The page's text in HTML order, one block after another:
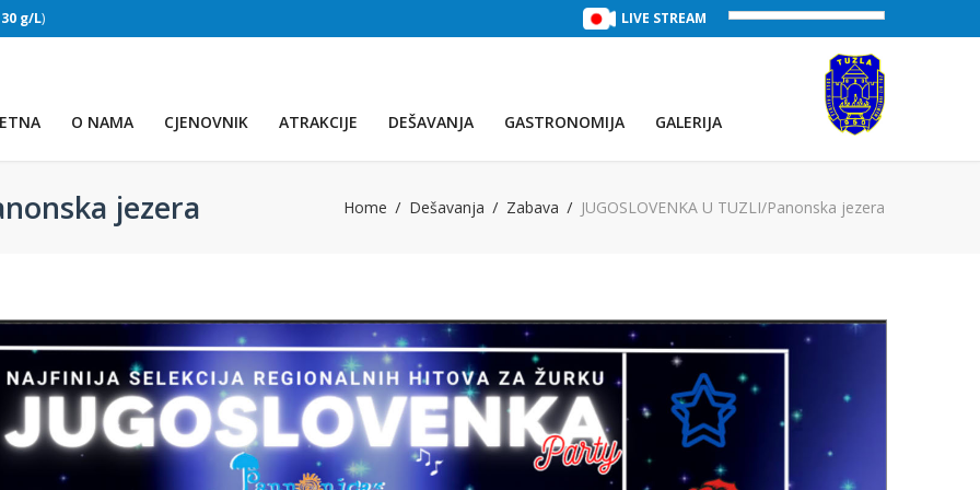
30 g/L) TREĆE JEZERO (Voda:28 °C, Salinitet:30 g/L)
LIVE STREAM
O NAMA CJENOVNIK ATRAKCIJE DEŠAVANJA GASTRONOMIJA GALERIJA
jezera Home Dešavanja Zabava JUGOSLOVENKA U TUZLI/Panonska jezera